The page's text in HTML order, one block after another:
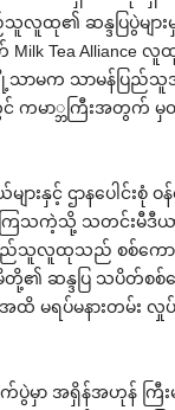
လူထု၏ ဆန္ဒပြပွဲမျာ
Tea Alliance
ျို့သာမက သာမန်ပြည်သူ
ကမာ္ဘကြီးအတွက် မှ
နှင့် ဌာန‌ပေါင်းစုံ ဝ
သကဲ့သို့ သတင်းမီဒီယာမ
သူလူထုသည် စစ်‌ကောင်
၏ ဆန္ဒပြ သပိတ်စစ်‌
မရပ်မနားတမ်း လှုပ်
ာ အရှိန်အဟုန် ကြီးမ